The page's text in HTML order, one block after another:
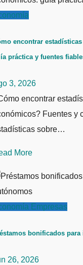
encontrar
práctica y fuentes
3, 2026
encontrar
Fuentes y
sobre…
More
Empresas
bonificados
26, 2026